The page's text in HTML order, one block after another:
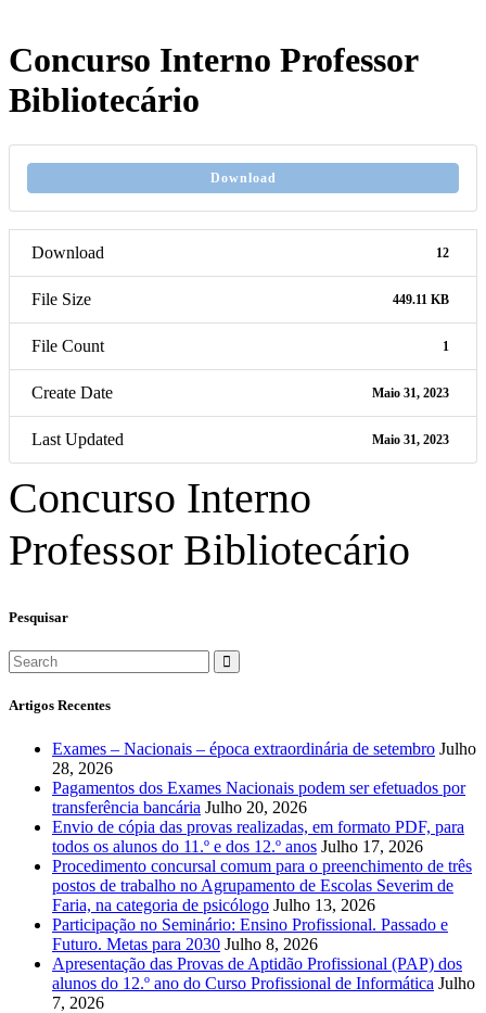
Concurso Interno Professor
Bibliotecário
Download
Download 12
File Size 449.11 KB
File Count 1
Create Date Maio 31, 2023
Last Updated Maio 31, 2023
Concurso Interno
Professor Bibliotecário
Pesquisar
Artigos Recentes
Exames – Nacionais – época extraordinária de setembro Julho
28, 2026
Pagamentos dos Exames Nacionais podem ser efetuados por
transferência bancária Julho 20, 2026
Envio de cópia das provas realizadas, em formato PDF, para
todos os alunos do 11.º e dos 12.º anos Julho 17, 2026
Procedimento concursal comum para o preenchimento de três
postos de trabalho no Agrupamento de Escolas Severim de
Faria, na categoria de psicólogo Julho 13, 2026
Participação no Seminário: Ensino Profissional. Passado e
Futuro. Metas para 2030 Julho 8, 2026
Apresentação das Provas de Aptidão Profissional (PAP) dos
alunos do 12.º ano do Curso Profissional de Informática Julho
7, 2026